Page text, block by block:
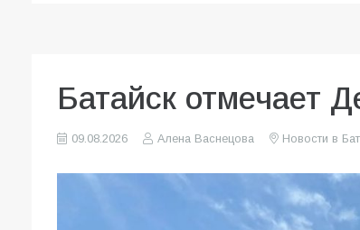
Батайск отмечает
09.08.2026 Алена Васнецова Новости в